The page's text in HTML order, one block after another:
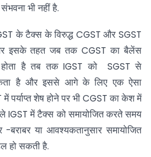
भी नहीं है.
के टैक्स के विरुद्ध CGST और SGST
इसके तहत जब तक CGST का बैलेंस
होता है तब तक IGST को SGST से
है और इससे आगे के लिए एक ऐसा
पर्याप्त शेष होने पर भी CGST का केश में
IGST में टैक्स को समायोजित करते समय
बराबर या आवश्यकतानुसार समायोजित
हो सकती है.